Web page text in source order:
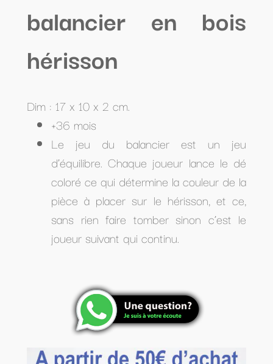
balancier en bois
hérisson
Dim : 17 x 10 x 2 cm.
+36 mois
Le jeu du balancier est un jeu
d’équilibre. Chaque joueur lance le dé
coloré ce qui détermine la couleur de la
pièce à placer sur le hérisson, et ce,
sans rien faire tomber sinon c’est le
joueur suivant qui continu.